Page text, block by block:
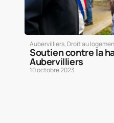
Aubervilliers, Droit au
Soutien contre la
Aubervilliers
10 octobre 2023